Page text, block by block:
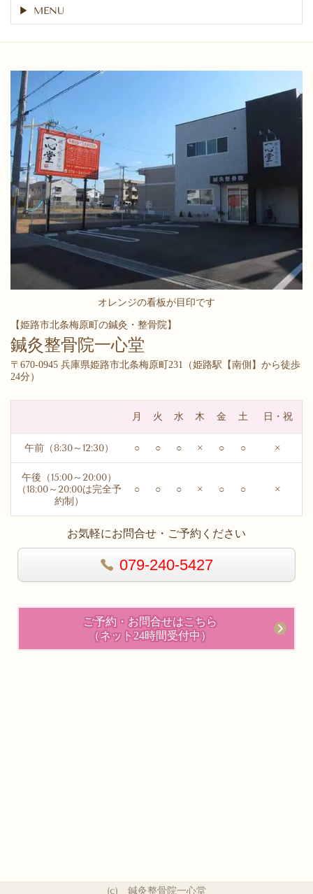
MENU
オレンジの看板が目印です
【姫路市北条梅原町の鍼灸・整骨院】
鍼灸整骨院一心堂
〒670-0945 兵庫県姫路市北条梅原町231（姫路駅【南側】から徒歩
24分）
月 火 水 木 金 土 日・祝
午前（8:30～12:30） ○ ○ ○ × ○ ○ ×
午後（15:00～20:00）
（18:00～20:00は完全予
約制）
○ ○ ○ × ○ ○ ×
お気軽にお問合せ・ご予約ください
079-240-5427
ご予約・お問合せはこちら
（ネット24時間受付中）
(c) 鍼灸整骨院一心堂